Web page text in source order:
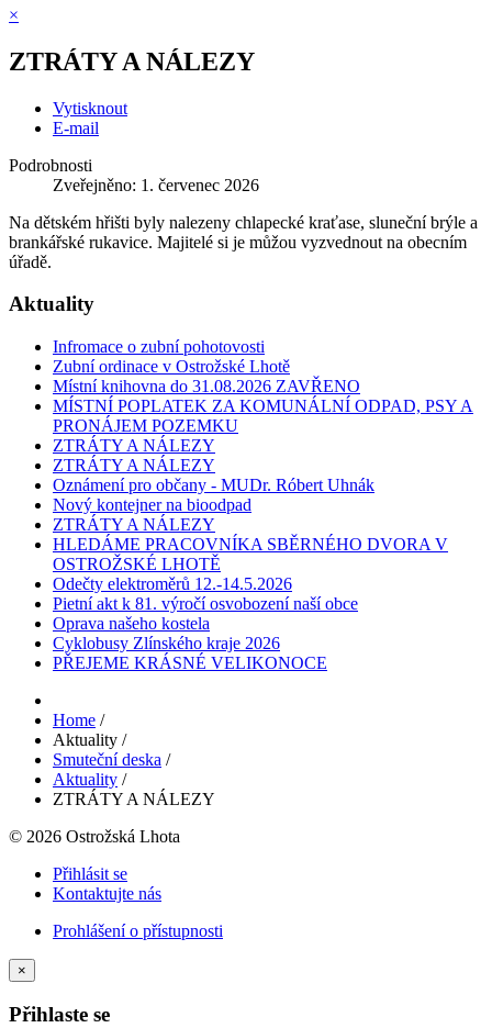
×
ZTRÁTY A NÁLEZY
Vytisknout
E-mail
Podrobnosti
Zveřejněno: 1. červenec 2026
Na dětském hřišti byly nalezeny chlapecké kraťase, sluneční brýle a
brankářské rukavice. Majitelé si je můžou vyzvednout na obecním
úřadě.
Aktuality
Infromace o zubní pohotovosti
Zubní ordinace v Ostrožské Lhotě
Místní knihovna do 31.08.2026 ZAVŘENO
MÍSTNÍ POPLATEK ZA KOMUNÁLNÍ ODPAD, PSY A
PRONÁJEM POZEMKU
ZTRÁTY A NÁLEZY
ZTRÁTY A NÁLEZY
Oznámení pro občany - MUDr. Róbert Uhnák
Nový kontejner na bioodpad
ZTRÁTY A NÁLEZY
HLEDÁME PRACOVNÍKA SBĚRNÉHO DVORA V
OSTROŽSKÉ LHOTĚ
Odečty elektroměrů 12.-14.5.2026
Pietní akt k 81. výročí osvobození naší obce
Oprava našeho kostela
Cyklobusy Zlínského kraje 2026
PŘEJEME KRÁSNÉ VELIKONOCE
Home /
Aktuality /
Smuteční deska /
Aktuality /
ZTRÁTY A NÁLEZY
© 2026 Ostrožská Lhota
Přihlásit se
Kontaktujte nás
Prohlášení o přístupnosti
×
Přihlaste se